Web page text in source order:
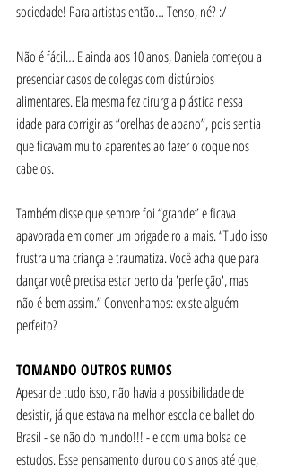
sociedade! Para artistas então… Tenso, né? :/
Não é fácil… E ainda aos 10 anos, Daniela começou a
presenciar casos de colegas com distúrbios
alimentares. Ela mesma fez cirurgia plástica nessa
idade para corrigir as “orelhas de abano”, pois sentia
que ficavam muito aparentes ao fazer o coque nos
cabelos.
Também disse que sempre foi “grande” e ficava
apavorada em comer um brigadeiro a mais. “Tudo isso
frustra uma criança e traumatiza. Você acha que para
dançar você precisa estar perto da 'perfeição', mas
não é bem assim.” Convenhamos: existe alguém
perfeito?
TOMANDO OUTROS RUMOS
Apesar de tudo isso, não havia a possibilidade de
desistir, já que estava na melhor escola de ballet do
Brasil - se não do mundo!!! - e com uma bolsa de
estudos. Esse pensamento durou dois anos até que,